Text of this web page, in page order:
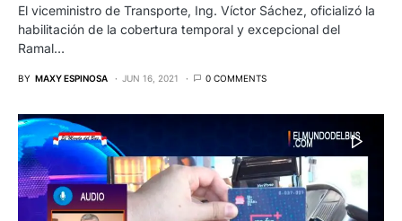
El viceministro de Transporte, Ing. Víctor Sáchez, oficializó la
habilitación de la cobertura temporal y excepcional del
Ramal…
BY MAXY ESPINOSA JUN 16, 2021 0 COMMENTS